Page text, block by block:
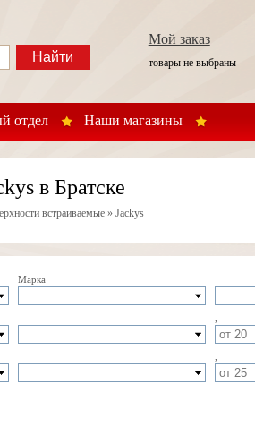
отдел Наши магазины
Найти
Мой заказ
товары не выбраны
в Братске
встраиваемые »Jackys
Марка